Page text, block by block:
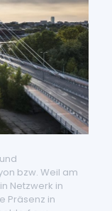
bzw. Weil am
Netzwerk in
Präsenz in